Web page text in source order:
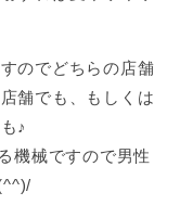
のでどちらの店舗
舗でも、もしくは
♪
機械ですので男性